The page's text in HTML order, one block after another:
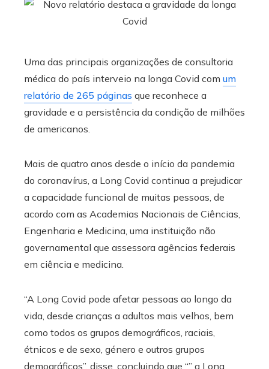
Uma das principais organizações de consultoria
médica do país interveio na longa Covid com um
relatório de 265 páginas que reconhece a
gravidade e a persistência da condição de milhões
de americanos.
Mais de quatro anos desde o início da pandemia
do coronavírus, a Long Covid continua a prejudicar
a capacidade funcional de muitas pessoas, de
acordo com as Academias Nacionais de Ciências,
Engenharia e Medicina, uma instituição não
governamental que assessora agências federais
em ciência e medicina.
“A Long Covid pode afetar pessoas ao longo da
vida, desde crianças a adultos mais velhos, bem
como todos os grupos demográficos, raciais,
étnicos e de sexo, género e outros grupos
demográficos”, disse, concluindo que “” a Long